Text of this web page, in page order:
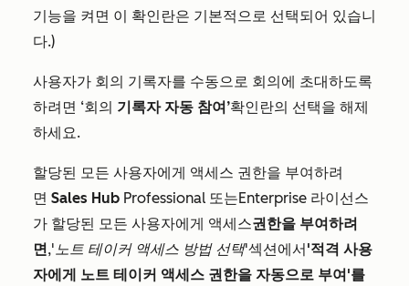
기능을 켜면 이 확인란은 기본적으로 선택되어 있습니
다.)
사용자가 회의 기록자를 수동으로 회의에 초대하도록
하려면 ‘회의 기록자 자동 참여’확인란의 선택을 해제
하세요.
할당된 모든 사용자에게 액세스 권한을 부여하려
면 Sales Hub Professional 또는Enterprise 라이선스
가 할당된 모든 사용자에게 액세스권한을 부여하려
면,'노트 테이커 액세스 방법 선택'섹션에서'적격 사용
자에게 노트 테이커 액세스 권한을 자동으로 부여'를